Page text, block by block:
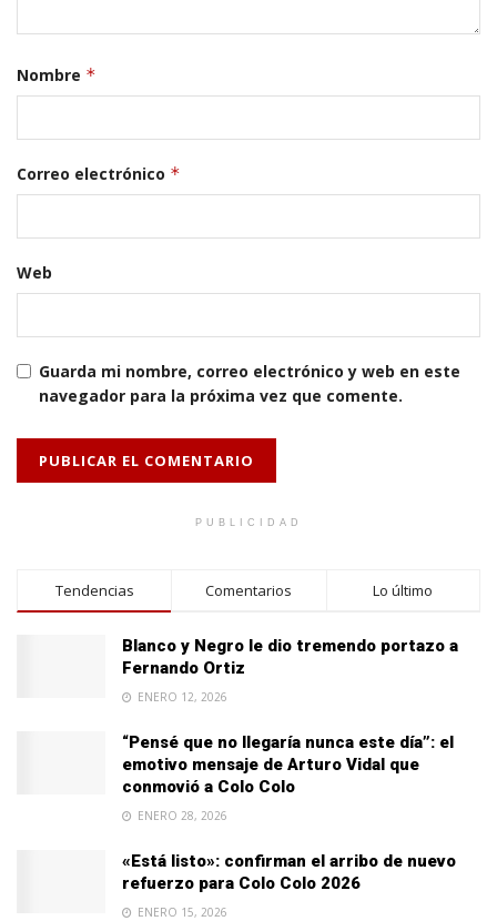
Nombre *
Correo electrónico *
Web
Guarda mi nombre, correo electrónico y web en este
navegador para la próxima vez que comente.
PUBLICIDAD
Tendencias Comentarios Lo último
Blanco y Negro le dio tremendo portazo a
Fernando Ortiz
ENERO 12, 2026
“Pensé que no llegaría nunca este día”: el
emotivo mensaje de Arturo Vidal que
conmovió a Colo Colo
ENERO 28, 2026
«Está listo»: confirman el arribo de nuevo
refuerzo para Colo Colo 2026
ENERO 15, 2026